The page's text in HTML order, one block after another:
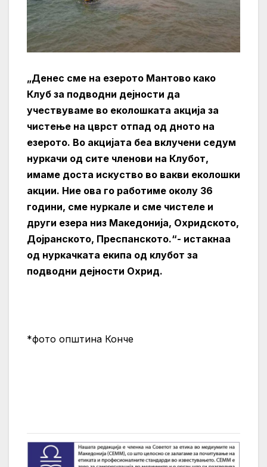
„Денес сме на езерото Мантово како
Клуб за подводни дејности да
учествуваме во еколошката акција за
чистење на цврст отпад од дното на
езерото. Во акцијата беа вклучени седум
нуркачи од сите членови на Клубот,
имаме доста искуство во вакви еколошки
акции. Ние ова го работиме околу 36
години, сме нуркале и сме чистеле и
други езера низ Македонија, Охридското,
Дојранското, Преспанското.“- истакнаа
од нуркачката екипа од клубот за
подводни дејности Охрид.
*фото општина Конче